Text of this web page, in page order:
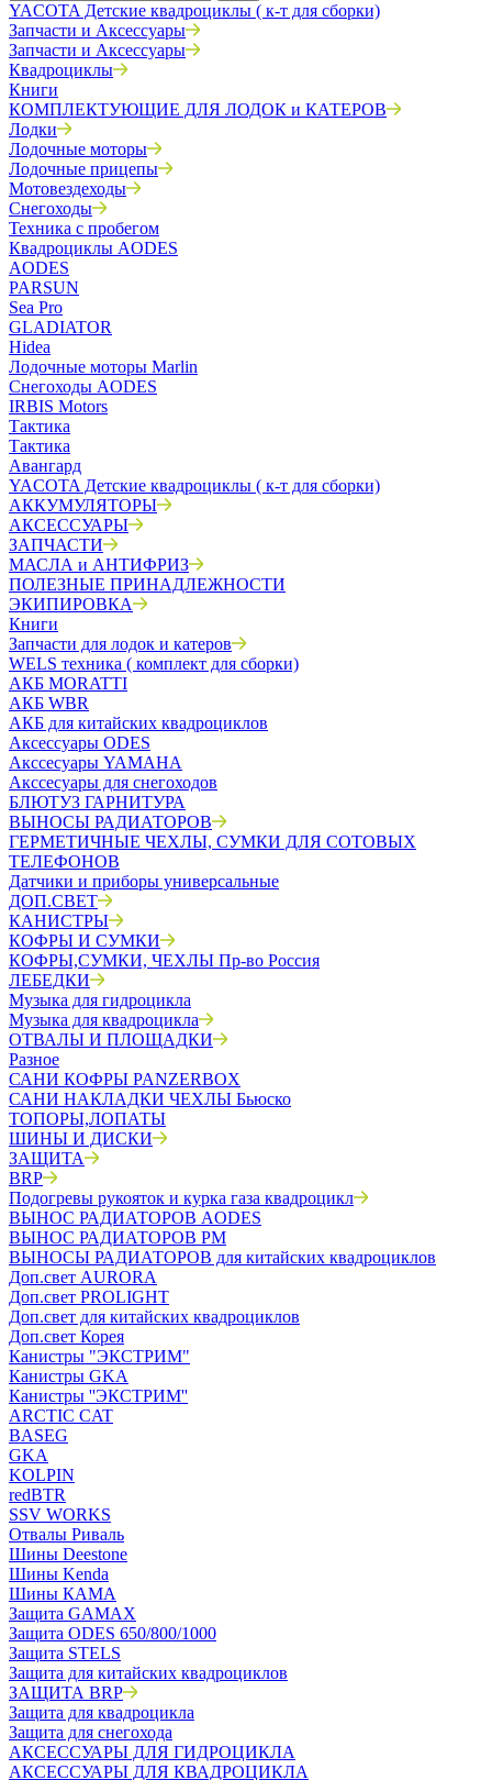
YACOTA Детские квадроциклы ( к-т для сборки)
Запчасти и Аксессуары
Запчасти и Аксессуары
Квадроциклы
Книги
КОМПЛЕКТУЮЩИЕ ДЛЯ ЛОДОК и КАТЕРОВ
Лодки
Лодочные моторы
Лодочные прицепы
Мотовездеходы
Снегоходы
Техника с пробегом
Квадроциклы AODES
AODES
PARSUN
Sea Pro
GLADIATOR
Hidea
Лодочные моторы Marlin
Снегоходы AODES
IRBIS Motors
Тактика
Тактика
Авангард
YACOTA Детские квадроциклы ( к-т для сборки)
АККУМУЛЯТОРЫ
АКСЕССУАРЫ
ЗАПЧАСТИ
МАСЛА и АНТИФРИЗ
ПОЛЕЗНЫЕ ПРИНАДЛЕЖНОСТИ
ЭКИПИРОВКА
Книги
Запчасти для лодок и катеров
WELS техника ( комплект для сборки)
АКБ MORATTI
АКБ WBR
АКБ для китайских квадроциклов
Аксессуары ODES
Акссесуары YAMAHA
Акссесуары для снегоходов
БЛЮТУЗ ГАРНИТУРА
ВЫНОСЫ РАДИАТОРОВ
ГЕРМЕТИЧНЫЕ ЧЕХЛЫ, СУМКИ ДЛЯ СОТОВЫХ
ТЕЛЕФОНОВ
Датчики и приборы универсальные
ДОП.СВЕТ
КАНИСТРЫ
КОФРЫ И СУМКИ
КОФРЫ,СУМКИ, ЧЕХЛЫ Пр-во Россия
ЛЕБЕДКИ
Музыка для гидроцикла
Музыка для квадроцикла
ОТВАЛЫ И ПЛОЩАДКИ
Разное
САНИ КОФРЫ PANZERBOX
САНИ НАКЛАДКИ ЧЕХЛЫ Бьюско
ТОПОРЫ,ЛОПАТЫ
ШИНЫ И ДИСКИ
ЗАЩИТА
BRP
Подогревы рукояток и курка газа квадроцикл
ВЫНОС РАДИАТОРОВ AODES
ВЫНОС РАДИАТОРОВ РМ
ВЫНОСЫ РАДИАТОРОВ для китайских квадроциклов
Доп.свет AURORA
Доп.свет PROLIGHT
Доп.свет для китайских квадроциклов
Доп.свет Корея
Канистры "ЭКСТРИМ"
Канистры GKA
Канистры ''ЭКСТРИМ''
ARCTIC CAT
BASEG
GKA
KOLPIN
redBTR
SSV WORKS
Отвалы Риваль
Шины Deestone
Шины Kenda
Шины КАМА
Защита GAMAX
Защита ODES 650/800/1000
Защита STELS
Защита для китайских квадроциклов
ЗАЩИТА BRP
Защита для квадроцикла
Защита для снегохода
АКСЕССУАРЫ ДЛЯ ГИДРОЦИКЛА
АКСЕССУАРЫ ДЛЯ КВАДРОЦИКЛА